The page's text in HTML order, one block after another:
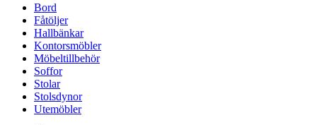
Bord
Fåtöljer
Hallbänkar
Kontorsmöbler
Möbeltillbehör
Soffor
Stolar
Stolsdynor
Utemöbler